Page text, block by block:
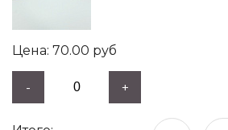
70.00 руб
- +